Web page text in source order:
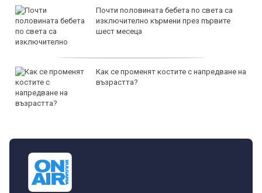
Почти половината бебета по света са
изключително кърмени през първите
шест месеца
Как се променят костите с напредване на
възрастта?